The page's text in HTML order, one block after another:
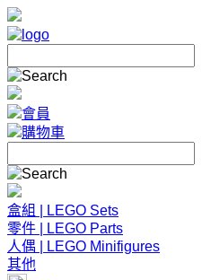
會員
購物車
盒組 | LEGO Sets
零件 | LEGO Parts
人偶 | LEGO Minifigures
其他